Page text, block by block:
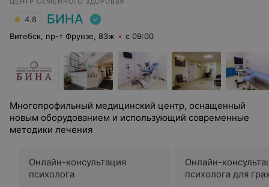
4.8 БИНА
Витебск, пр-т Фрунзе, 83ж с 09:00
Многопрофильный медицинский центр, оснащенный
новым оборудованием и использующий современные
методики лечения
Онлайн-консультация
психолога
Онлайн-
психолога для